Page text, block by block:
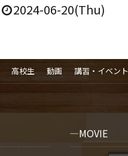
2024-06-20(Thu)
高校生 動画 講習・イベント
MOVIE